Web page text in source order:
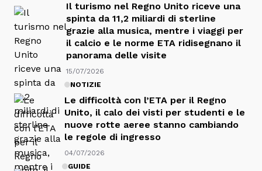
Il turismo nel Regno Unito riceve una
spinta da 11,2 miliardi di sterline
grazie alla musica, mentre i viaggi per
il calcio e le norme ETA ridisegnano il
panorama delle visite
15/07/2026
NOTIZIE
Le difficoltà con l’ETA per il Regno
Unito, il calo dei visti per studenti e le
nuove rotte aeree stanno cambiando
le regole di ingresso
04/07/2026
GUIDE